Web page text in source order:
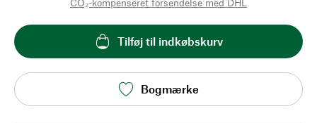
Tilføj til indkøbskurv
Bogmærke